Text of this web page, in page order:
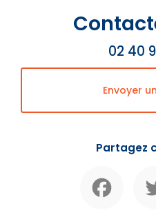
02 40
Envoyer
Partagez